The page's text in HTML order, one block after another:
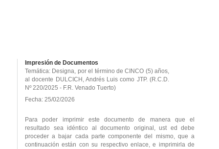
Impresión de Documentos
Temática: Designa, por el término de CINCO (5) años,
al docente DULCICH, Andrés Luis como JTP. (R.C.D.
Nº 220/2025 - F.R. Venado Tuerto)
Fecha: 25/02/2026
Para poder imprimir este documento de manera que el
resultado sea idéntico al documento original, ust ed debe
proceder a bajar cada parte componente del mismo, que a
continuación están con su respectivo enlace, e imprimirla de